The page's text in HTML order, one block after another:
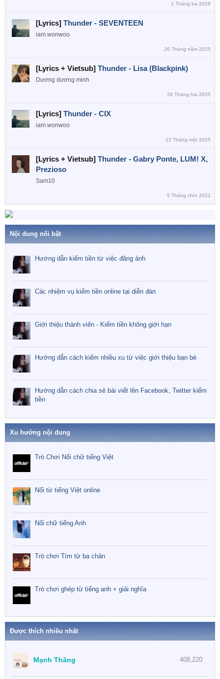
1 Tháng ba 2026
[Lyrics] Thunder - SEVENTEEN
iam.wonwoo
26 Tháng năm 2025
[Lyrics + Vietsub] Thunder - Lisa (Blackpink)
Dương dương minh
28 Tháng hai 2025
[Lyrics] Thunder - CIX
iam.wonwoo
23 Tháng một 2025
[Lyrics + Vietsub] Thunder - Gabry Ponte, LUM! X,
Prezioso
Sam10
5 Tháng chín 2021
Nội dung nổi bật
Hướng dẫn kiếm tiền từ việc đăng ảnh
Các nhiệm vụ kiếm tiền online tại diễn đàn
Giới thiệu thành viên - Kiếm tiền không giới hạn
Hướng dẫn cách kiếm nhiều xu từ việc giới thiệu bạn bè
Hướng dẫn cách chia sẻ bài viết lên Facebook, Twitter kiếm
tiền
Xu hướng nội dung
Trò Chơi Nối chữ tiếng Việt
Nối từ tiếng Việt online
Nối chữ tiếng Anh
Trò chơi Tìm từ ba chân
Trò chơi ghép từ tiếng anh + giải nghĩa
Được thích nhiều nhất
408,220
Mạnh Thăng